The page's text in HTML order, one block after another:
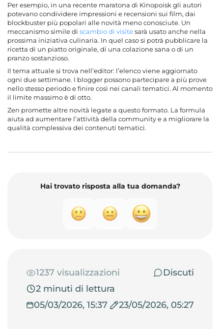
Per esempio, in una recente maratona di Kinopoisk gli autori
potevano condividere impressioni e recensioni sui film, dai
blockbuster più popolari alle novità meno conosciute. Un
meccanismo simile di scambio di visitesarà usato anche nella
prossima iniziativa culinaria. In quel caso si potrà pubblicare la
ricetta di un piatto originale, di una colazione sana o di un
pranzo sostanzioso.
Il tema attuale si trova nell’editor: l’elenco viene aggiornato
ogni due settimane. I blogger possono partecipare a più prove
nello stesso periodo e finire così nei canali tematici. Al momento
il limite massimo è di otto.
Zen promette altre novità legate a questo formato. La formula
aiuta ad aumentare l’attività della community e a migliorare la
qualità complessiva dei contenuti tematici.
Hai trovato risposta alla tua domanda?
1237 visualizzazioni
Discuti
2 minuti di lettura
05/03/2026, 15:37
23/05/2026, 05:27